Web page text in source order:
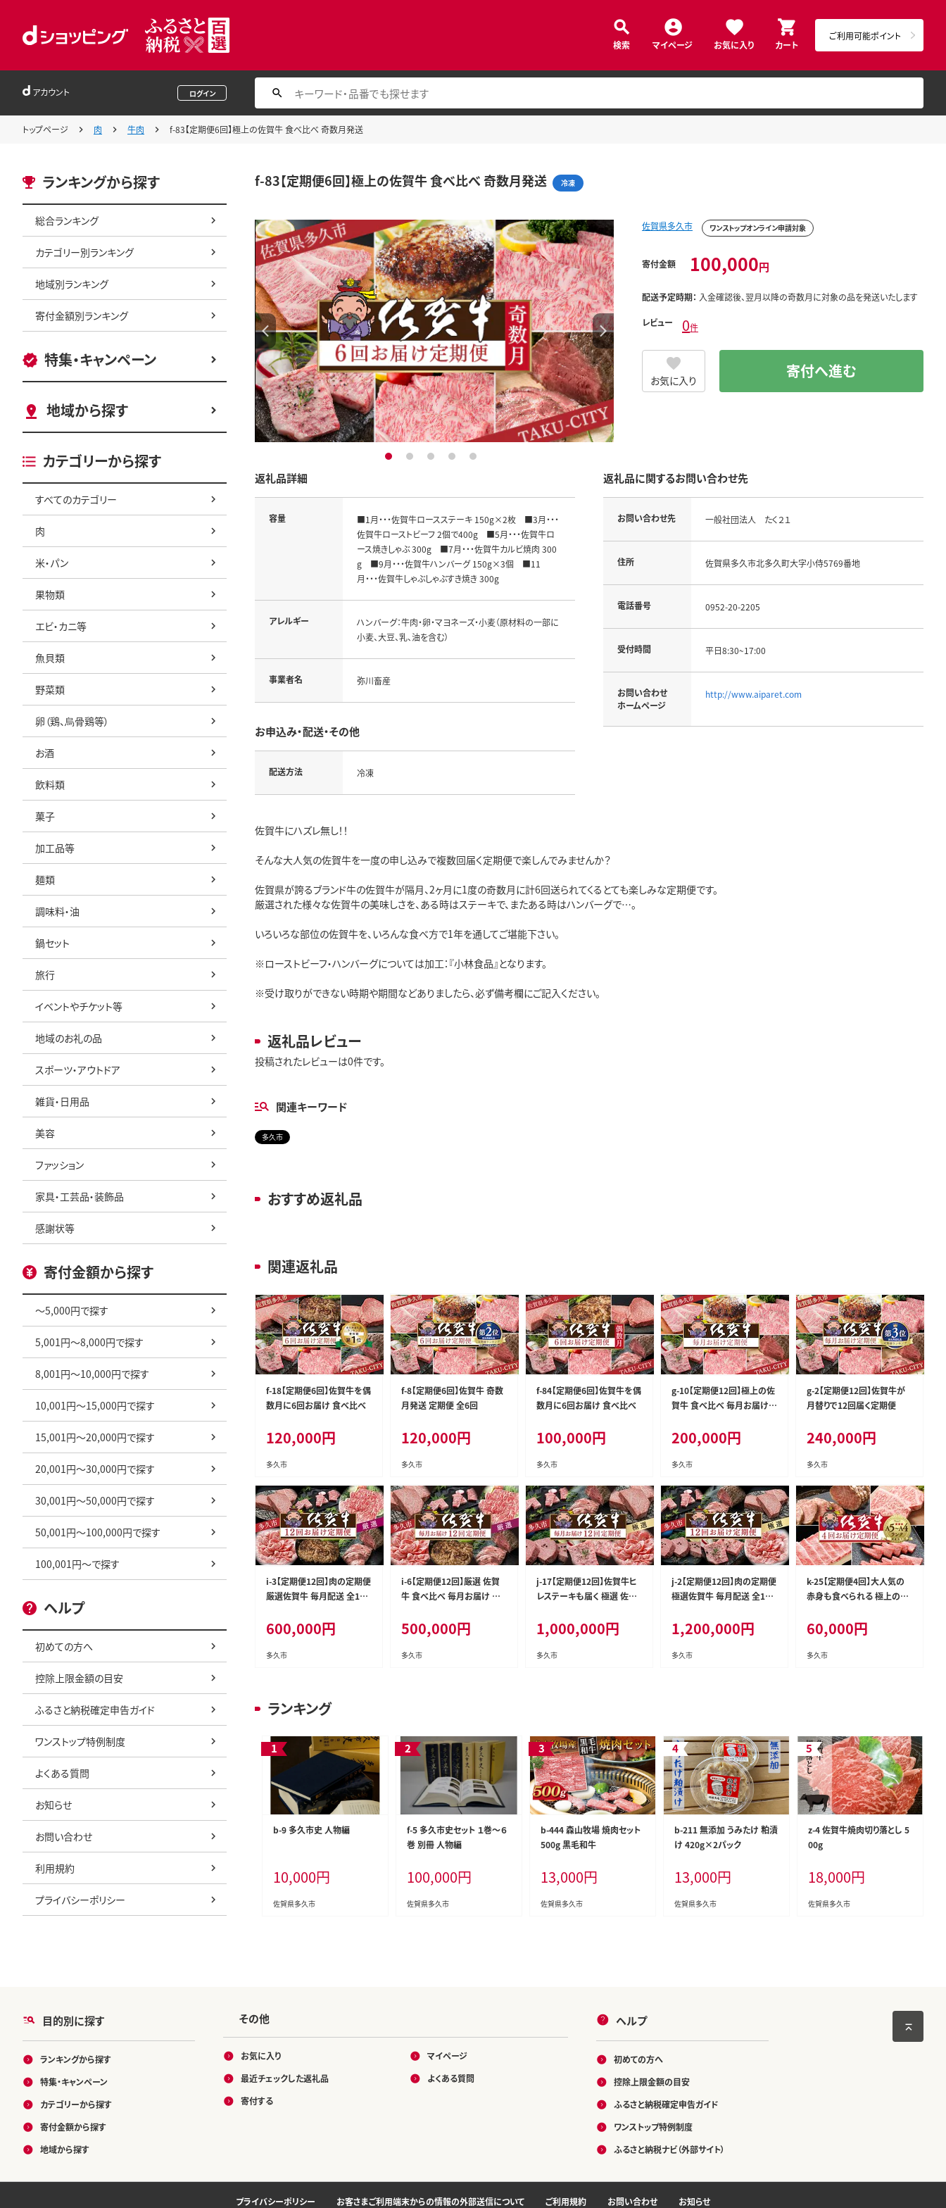
検索 マイページ お気に入り カート
ご利用可能ポイント
アカウント ログイン
トップページ 肉 牛肉 f-83【定期便6回】極上の佐賀牛 食べ比べ 奇数月発送
ランキングから探す
総合ランキング
カテゴリー別ランキング
地域別ランキング
寄付金額別ランキング
特集・キャンペーン
地域から探す
カテゴリーから探す
すべてのカテゴリー
肉
米・パン
果物類
エビ・カニ等
魚貝類
野菜類
卵（鶏、烏骨鶏等）
お酒
飲料類
菓子
加工品等
麺類
調味料・油
鍋セット
旅行
イベントやチケット等
地域のお礼の品
スポーツ・アウトドア
雑貨・日用品
美容
ファッション
家具・工芸品・装飾品
感謝状等
寄付金額から探す
～5,000円で探す
5,001円～8,000円で探す
8,001円～10,000円で探す
10,001円～15,000円で探す
15,001円～20,000円で探す
20,001円～30,000円で探す
30,001円～50,000円で探す
50,001円～100,000円で探す
100,001円～で探す
ヘルプ
初めての方へ
控除上限金額の目安
ふるさと納税確定申告ガイド
ワンストップ特例制度
よくある質問
お知らせ
お問い合わせ
利用規約
プライバシーポリシー
f-83【定期便6回】極上の佐賀牛 食べ比べ 奇数月発送 冷凍
1 2 3 4 5
佐賀県多久市 ワンストップオンライン申請対象
寄付金額 100,000円
配送予定時期： 入金確認後、翌月以降の奇数月に対象の品を発送いたします
レビュー 0件
お気に入り 寄付へ進む
返礼品詳細
容量
■1月・・・佐賀牛ロースステーキ 150g×2枚 ■3月・・・
佐賀牛ローストビーフ 2個で400g ■5月・・・佐賀牛ロ
ース焼きしゃぶ 300g ■7月・・・佐賀牛カルビ焼肉 300
g ■9月・・・佐賀牛ハンバーグ 150g×3個 ■11
月・・・佐賀牛しゃぶしゃぶすき焼き 300g
アレルギー
ハンバーグ：牛肉・卵・マヨネーズ・小麦（原材料の一部に
小麦、大豆、乳、油を含む）
事業者名 弥川畜産
お申込み・配送・その他
配送方法 冷凍
返礼品に関するお問い合わせ先
お問い合わせ先 一般社団法人 たく２１
住所 佐賀県多久市北多久町大字小侍5769番地
電話番号 0952-20-2205
受付時間 平日8:30~17:00
お問い合わせ
ホームページ
http://www.aiparet.com
佐賀牛にハズレ無し！！
そんな大人気の佐賀牛を一度の申し込みで複数回届く定期便で楽しんでみませんか？
佐賀県が誇るブランド牛の佐賀牛が隔月、2ヶ月に1度の奇数月に計6回送られてくるとても楽しみな定期便です。
厳選された様々な佐賀牛の美味しさを、ある時はステーキで、またある時はハンバーグで…。
いろいろな部位の佐賀牛を、いろんな食べ方で1年を通してご堪能下さい。
※ローストビーフ・ハンバーグについては加工：『小林食品』となります。
※受け取りができない時期や期間などありましたら、必ず備考欄にご記入ください。
返礼品レビュー
投稿されたレビューは0件です。
関連キーワード
多久市
おすすめ返礼品
関連返礼品
f-18【定期便6回】佐賀牛を偶
数月に6回お届け 食べ比べ
120,000円
多久市
f-8【定期便6回】佐賀牛 奇数
月発送 定期便 全6回
120,000円
多久市
f-84【定期便6回】佐賀牛を偶
数月に6回お届け 食べ比べ
100,000円
多久市
g-10【定期便12回】極上の佐
賀牛 食べ比べ 毎月お届け
定期便
200,000円
多久市
g-2【定期便12回】佐賀牛が
月替りで12回届く定期便
240,000円
多久市
i-3【定期便12回】肉の定期便
厳選佐賀牛 毎月配送 全12
600,000円
多久市
i-6【定期便12回】厳選 佐賀
牛 食べ比べ 毎月お届け 月
500,000円
多久市
j-17【定期便12回】佐賀牛ヒ
レステーキも届く 極選 佐賀
回
1,000,000円
多久市
j-2【定期便12回】肉の定期便
極選佐賀牛 毎月配送 全12
1,200,000円
多久市
k-25【定期便4回】大人気の
赤身も食べられる 極上の佐
60,000円
多久市
ランキング
b-9 多久市史 人物編
10,000円
佐賀県多久市
f-5 多久市史セット １巻～６
巻 別冊 人物編
100,000円
佐賀県多久市
b-444 森山牧場 焼肉セット
500g 黒毛和牛
13,000円
佐賀県多久市
b-211 無添加 うみたけ 粕漬
け 420g×2パック
13,000円
佐賀県多久市
z-4 佐賀牛焼肉切り落とし 5
00g
18,000円
佐賀県多久市
目的別に探す
ランキングから探す
特集・キャンペーン
カテゴリーから探す
寄付金額から探す
地域から探す
その他
お気に入り
最近チェックした返礼品
寄付する
マイページ
よくある質問
ヘルプ
初めての方へ
控除上限金額の目安
ふるさと納税確定申告ガイド
ワンストップ特例制度
ふるさと納税ナビ（外部サイト）
プライバシーポリシー お客さまご利用端末からの情報の外部送信について ご利用規約 お問い合わせ お知らせ